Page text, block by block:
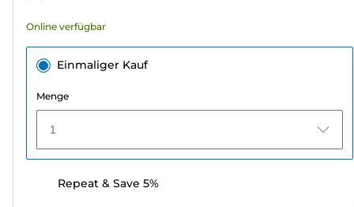
Online verfügbar
Einmaliger Kauf
Menge
1
Repeat & Save 5%